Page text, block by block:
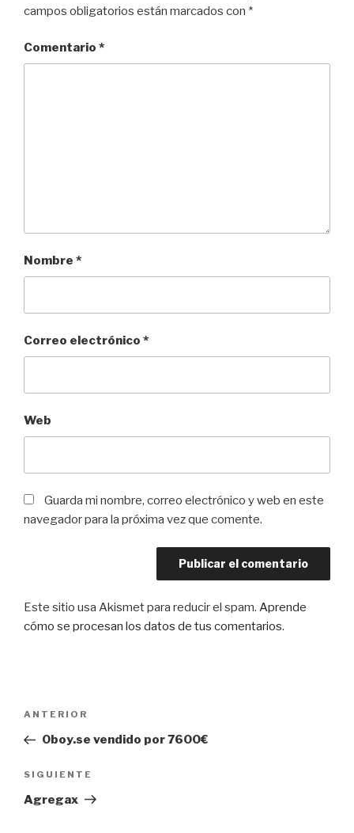
campos obligatorios están marcados con *
Comentario *
Nombre *
Correo electrónico *
Web
Guarda mi nombre, correo electrónico y web en este
navegador para la próxima vez que comente.
Este sitio usa Akismet para reducir el spam. Aprende
cómo se procesan los datos de tus comentarios.
entradas
Entrada
anterior:
ANTERIOR
Oboy.se vendido por 7600€
Siguiente
entrada
SIGUIENTE
Agregax